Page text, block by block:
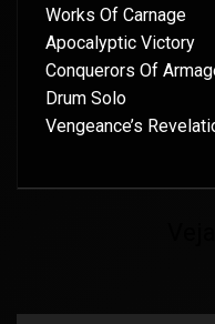
Works Of Carnage
Apocalyptic Victory
Conquerors Of
Drum Solo
Vengeance’s